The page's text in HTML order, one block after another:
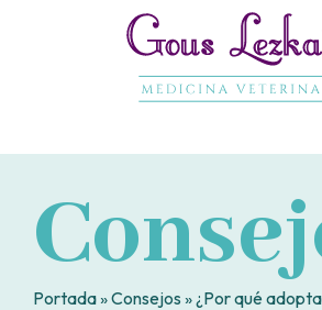
Portada»Consejos »¿Por qué